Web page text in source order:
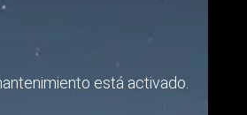
está activado.